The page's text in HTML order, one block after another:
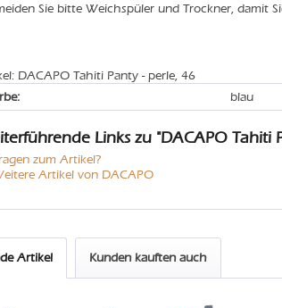
Sie bitte Weichspüler und Trockner, damit
DACAPO Tahiti Panty - perle, 46
blau
Links zu "DACAPO Tahiti
zum Artikel?
Artikel von DACAPO
Artikel Kunden kauften auch